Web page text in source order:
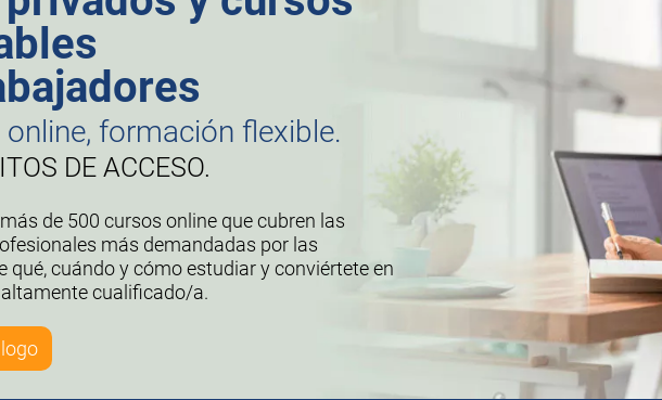
formación flexible.
DE ACCESO.
de 500 cursos online que cubren las
más demandadas por las
qué, cuándo y cómo estudiar y conviértete en
cualificado/a.